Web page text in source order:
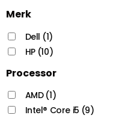
Merk
Dell (1)
HP (10)
Processor
AMD (1)
Intel® Core i5 (9)